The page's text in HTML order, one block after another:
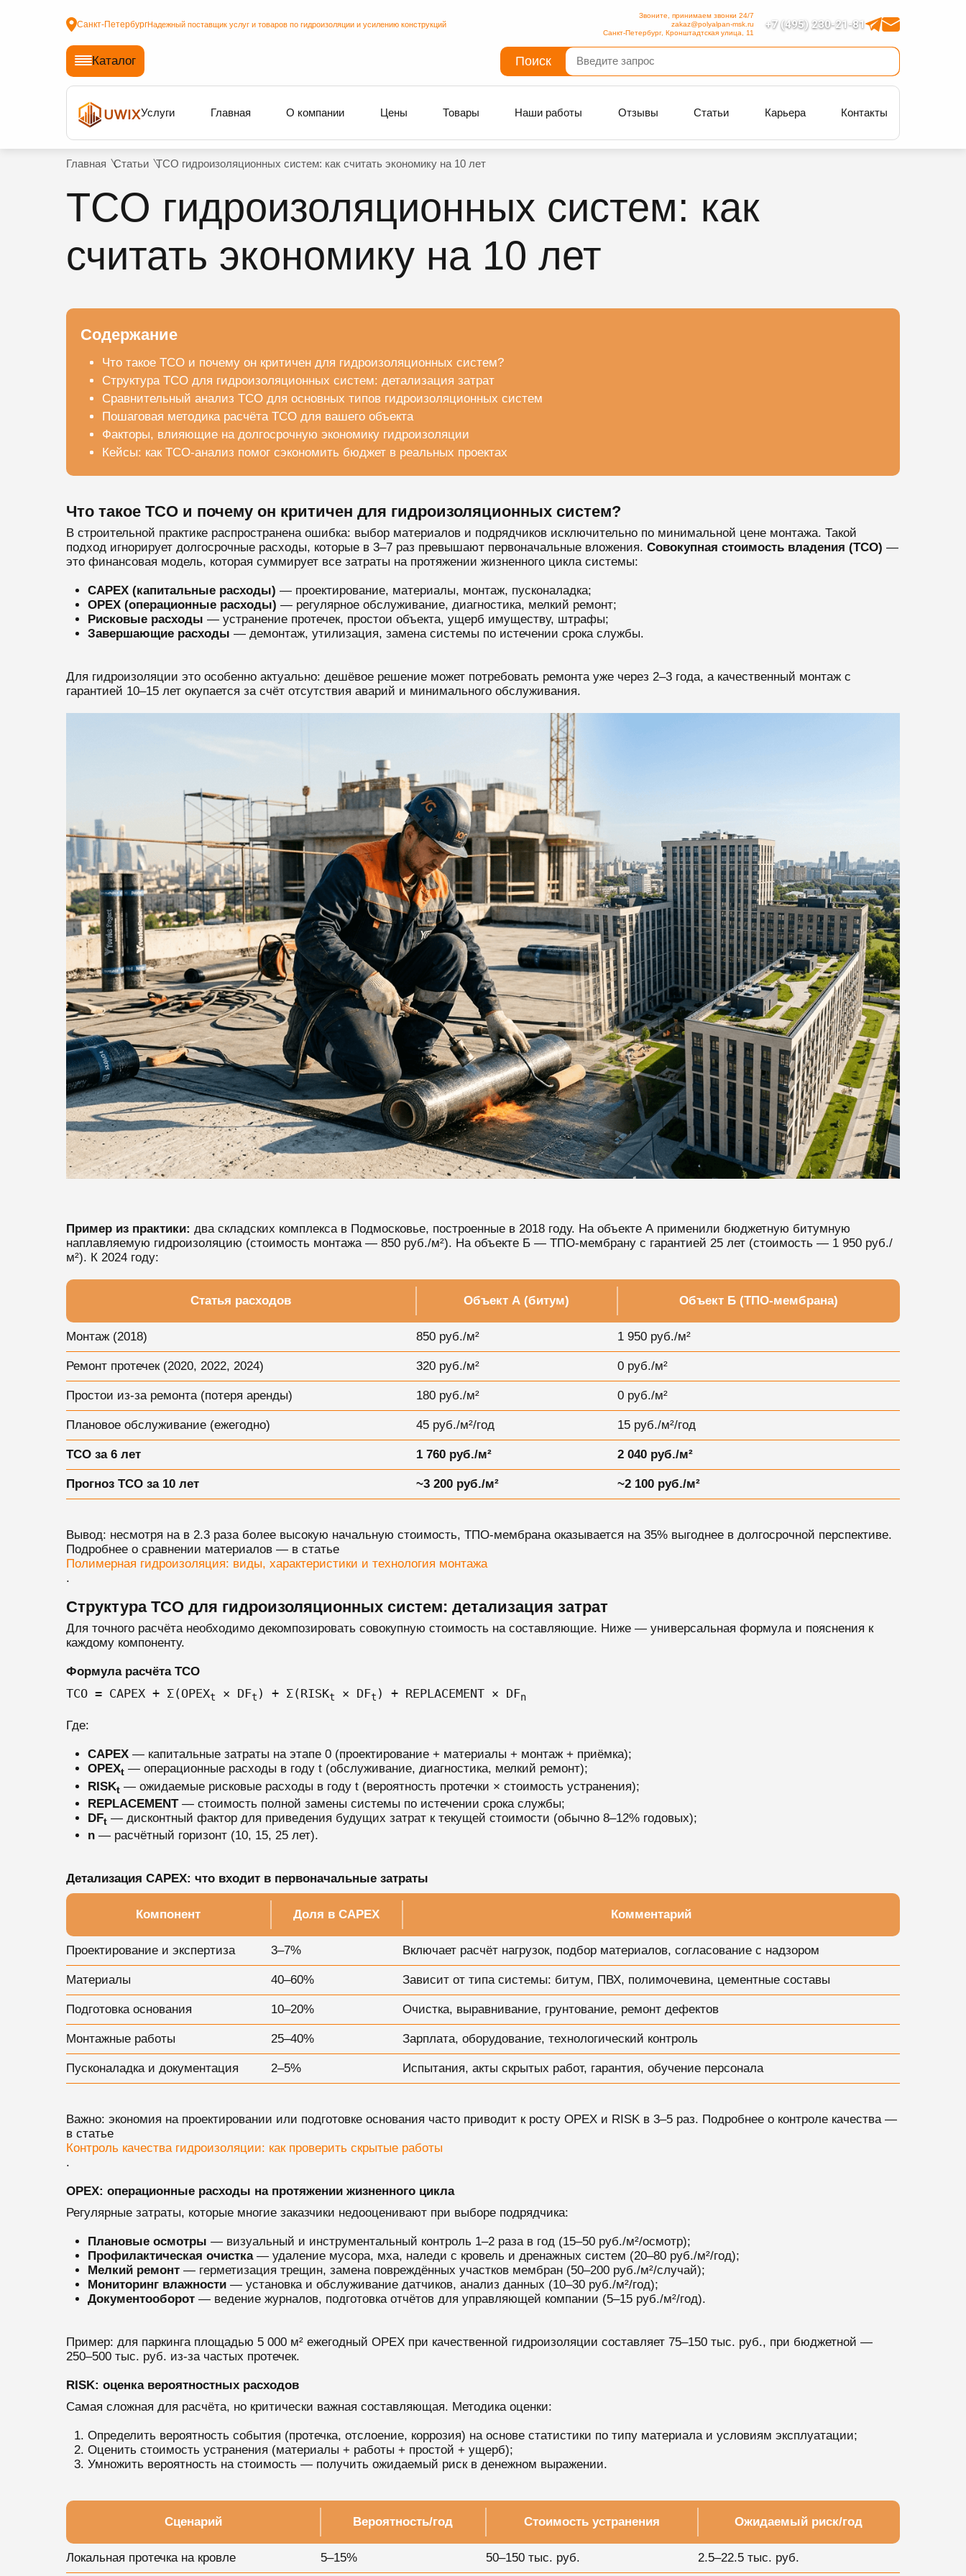
Санкт-ПетербургНадежный поставщик услуг и товаров по гидроизоляции и усилению конструкций +7 (495) 230-21-81
Звоните, принимаем звонки 24/7
zakaz@polyalpan-msk.ru
Санкт-Петербург, Кронштадтская улица, 11
Каталог Поиск
Услуги Главная О компании Цены Товары Наши работы Отзывы Статьи Карьера Контакты
Главная Статьи TCO гидроизоляционных систем: как считать экономику на 10 лет
TCO гидроизоляционных систем: как
считать экономику на 10 лет
Содержание
Что такое TCO и почему он критичен для гидроизоляционных систем?
Структура TCO для гидроизоляционных систем: детализация затрат
Сравнительный анализ TCO для основных типов гидроизоляционных систем
Пошаговая методика расчёта TCO для вашего объекта
Факторы, влияющие на долгосрочную экономику гидроизоляции
Кейсы: как TCO-анализ помог сэкономить бюджет в реальных проектах
Что такое TCO и почему он критичен для гидроизоляционных систем?
В строительной практике распространена ошибка: выбор материалов и подрядчиков исключительно по минимальной цене монтажа. Такой
подход игнорирует долгосрочные расходы, которые в 3–7 раз превышают первоначальные вложения. Совокупная стоимость владения (TCO) —
это финансовая модель, которая суммирует все затраты на протяжении жизненного цикла системы:
CAPEX (капитальные расходы) — проектирование, материалы, монтаж, пусконаладка;
OPEX (операционные расходы) — регулярное обслуживание, диагностика, мелкий ремонт;
Рисковые расходы — устранение протечек, простои объекта, ущерб имуществу, штрафы;
Завершающие расходы — демонтаж, утилизация, замена системы по истечении срока службы.
Для гидроизоляции это особенно актуально: дешёвое решение может потребовать ремонта уже через 2–3 года, а качественный монтаж с
гарантией 10–15 лет окупается за счёт отсутствия аварий и минимального обслуживания.
Пример из практики: два складских комплекса в Подмосковье, построенные в 2018 году. На объекте А применили бюджетную битумную
наплавляемую гидроизоляцию (стоимость монтажа — 850 руб./м²). На объекте Б — ТПО-мембрану с гарантией 25 лет (стоимость — 1 950 руб./
м²). К 2024 году:
Статья расходов Объект А (битум) Объект Б (ТПО-мембрана)
Монтаж (2018) 850 руб./м² 1 950 руб./м²
Ремонт протечек (2020, 2022, 2024) 320 руб./м² 0 руб./м²
Простои из-за ремонта (потеря аренды) 180 руб./м² 0 руб./м²
Плановое обслуживание (ежегодно) 45 руб./м²/год 15 руб./м²/год
TCO за 6 лет 1 760 руб./м² 2 040 руб./м²
Прогноз TCO за 10 лет ~3 200 руб./м² ~2 100 руб./м²
Вывод: несмотря на в 2.3 раза более высокую начальную стоимость, ТПО-мембрана оказывается на 35% выгоднее в долгосрочной перспективе.
Подробнее о сравнении материалов — в статье
Полимерная гидроизоляция: виды, характеристики и технология монтажа
.
Структура TCO для гидроизоляционных систем: детализация затрат
Для точного расчёта необходимо декомпозировать совокупную стоимость на составляющие. Ниже — универсальная формула и пояснения к
каждому компоненту.
Формула расчёта TCO
TCO = CAPEX + Σ(OPEXt × DFt ) + Σ(RISKt × DFt ) + REPLACEMENT × DFn
Где:
CAPEX— капитальные затраты на этапе 0 (проектирование + материалы + монтаж + приёмка);
OPEXt— операционные расходы в году t (обслуживание, диагностика, мелкий ремонт);
RISKt— ожидаемые рисковые расходы в году t (вероятность протечки × стоимость устранения);
REPLACEMENT— стоимость полной замены системы по истечении срока службы;
DFt— дисконтный фактор для приведения будущих затрат к текущей стоимости (обычно 8–12% годовых);
n— расчётный горизонт (10, 15, 25 лет).
Детализация CAPEX: что входит в первоначальные затраты
Компонент Доля в CAPEX Комментарий
Проектирование и экспертиза 3–7% Включает расчёт нагрузок, подбор материалов, согласование с надзором
Материалы 40–60% Зависит от типа системы: битум, ПВХ, полимочевина, цементные составы
Подготовка основания 10–20% Очистка, выравнивание, грунтование, ремонт дефектов
Монтажные работы 25–40% Зарплата, оборудование, технологический контроль
Пусконаладка и документация 2–5% Испытания, акты скрытых работ, гарантия, обучение персонала
Важно: экономия на проектировании или подготовке основания часто приводит к росту OPEX и RISK в 3–5 раз. Подробнее о контроле качества —
в статье
Контроль качества гидроизоляции: как проверить скрытые работы
.
OPEX: операционные расходы на протяжении жизненного цикла
Регулярные затраты, которые многие заказчики недооценивают при выборе подрядчика:
Плановые осмотры — визуальный и инструментальный контроль 1–2 раза в год (15–50 руб./м²/осмотр);
Профилактическая очистка— удаление мусора, мха, наледи с кровель и дренажных систем (20–80 руб./м²/год);
Мелкий ремонт— герметизация трещин, замена повреждённых участков мембран (50–200 руб./м²/случай);
Мониторинг влажности— установка и обслуживание датчиков, анализ данных (10–30 руб./м²/год);
Документооборот— ведение журналов, подготовка отчётов для управляющей компании (5–15 руб./м²/год).
Пример: для паркинга площадью 5 000 м² ежегодный OPEX при качественной гидроизоляции составляет 75–150 тыс. руб., при бюджетной —
250–500 тыс. руб. из-за частых протечек.
RISK: оценка вероятностных расходов
Самая сложная для расчёта, но критически важная составляющая. Методика оценки:
Определить вероятность события (протечка, отслоение, коррозия) на основе статистики по типу материала и условиям эксплуатации;
Оценить стоимость устранения (материалы + работы + простой + ущерб);
Умножить вероятность на стоимость — получить ожидаемый риск в денежном выражении.
Сценарий Вероятность/год Стоимость устранения Ожидаемый риск/год
Локальная протечка на кровле 5–15% 50–150 тыс. руб. 2.5–22.5 тыс. руб.